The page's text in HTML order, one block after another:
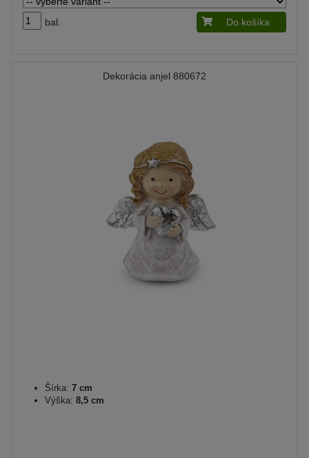
bal. Do košíka
Dekorácia anjel 880672
Šírka: 7 cm
Výška: 8,5 cm